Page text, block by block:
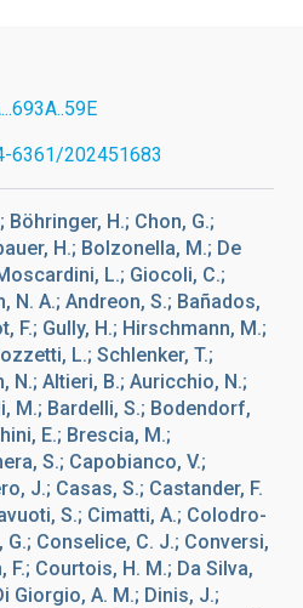
6361/202451683
H.; Chon, G.;
H.; Bolzonella, M.; De
L.; Giocoli, C.;
N. A.; Andreon, S.; Bañados,
F.; Gully, H.; Hirschmann, M.;
L.; Schlenker, T.;
N.; Altieri, B.; Auricchio, N.;
M.; Bardelli, S.; Bodendorf,
E.; Brescia, M.;
S.; Capobianco, V.;
J.; Casas, S.; Castander, F.
S.; Cimatti, A.; Colodro-
G.; Conselice, C. J.; Conversi,
F.; Courtois, H. M.; Da Silva,
Giorgio, A. M.; Dinis, J.;